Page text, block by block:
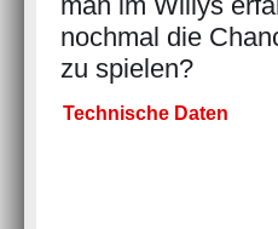
nochmal die
zu spielen?
Technische Daten